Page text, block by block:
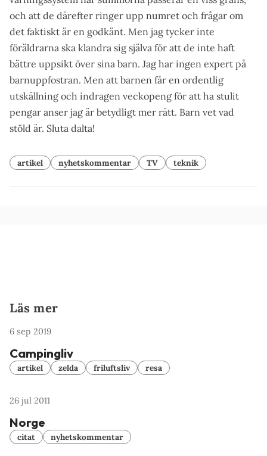
och att de därefter ringer upp numret och frågar om
det faktiskt är en godkänt. Men jag tycker inte
föräldrarna ska klandra sig själva för att de inte haft
bättre uppsikt över sina barn. Jag har ingen expert på
barnuppfostran. Men att barnen får en ordentlig
utskällning och indragen veckopeng för att ha stulit
pengar anser jag är betydligt mer rätt. Barn vet vad
stöld är. Sluta dalta!
artikel nyhetskommentar TV teknik
Läs mer
6 sep 2019
Campingliv
artikel zelda friluftsliv resa
26 jul 2011
Norge
citat nyhetskommentar